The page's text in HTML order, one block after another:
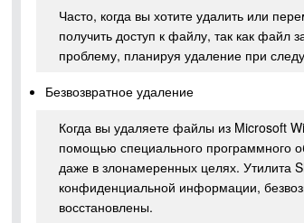
Часто, когда вы хотите удалить или
получить доступ к файлу, так как файл
проблему, планируя удаление при
Безвозвратное удаление
Когда вы удаляете файлы из Microsoft
помощью специального программного
даже в злонамеренных целях. Утилита
конфиденциальной информации,
восстановлены.